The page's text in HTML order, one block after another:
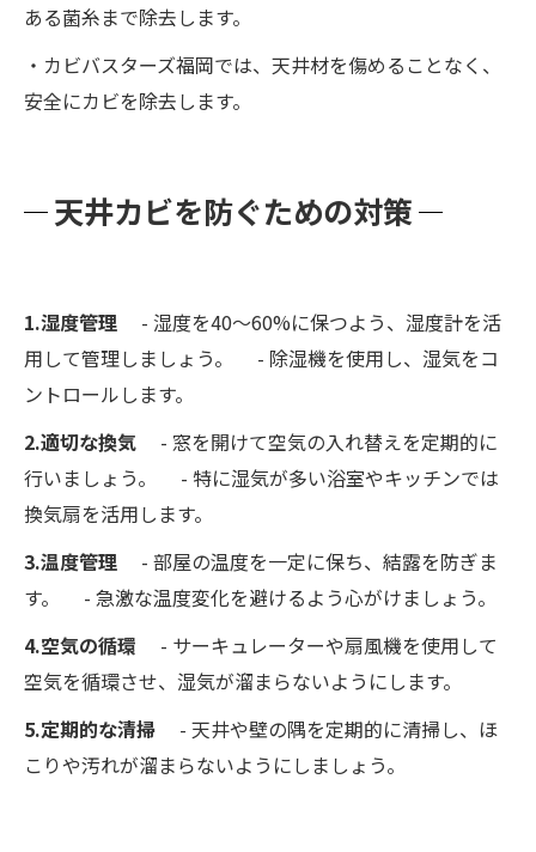
ある菌糸まで除去します。
・カビバスターズ福岡では、天井材を傷めることなく、
安全にカビを除去します。
天井カビを防ぐための対策
1.湿度管理
- 湿度を40～60%に保つよう、湿度計を活
用して管理しましょう。 - 除湿機を使用し、湿気をコ
ントロールします。
2.適切な換気 - 窓を開けて空気の入れ替えを定期的に
行いましょう。 - 特に湿気が多い浴室やキッチンでは
換気扇を活用します。
3.温度管理 - 部屋の温度を一定に保ち、結露を防ぎま
す。 - 急激な温度変化を避けるよう心がけましょう。
4.空気の循環
- サーキュレーターや扇風機を使用して
空気を循環させ、湿気が溜まらないようにします。
5.定期的な清掃 - 天井や壁の隅を定期的に清掃し、ほ
こりや汚れが溜まらないようにしましょう。